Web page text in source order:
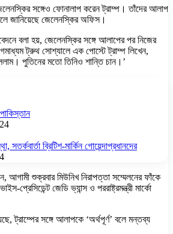
সঙ্গেও ফোনালাপ করেন ট্রাম্প। তাঁদের আলাপ
জানিয়েছে জেলেনস্কির অফিস।
বলা হয়, জেলেনস্কির সঙ্গে আলাপের পর নিজের
ট্রুথ সোশ্যালে এক পোস্টে ট্রাম্প লিখেন,
পুতিনের মতো তিনিও শান্তি চান।’
সতর্কবার্তা ব্রিটিশ-মার্কিন গোয়েন্দাপ্রধানদের
আগামী শুক্রবার মিউনিখ নিরাপত্তা সম্মেলনের ফাঁকে
প্রেসিডেন্ট জেডি ভ্যান্স ও পররাষ্ট্রমন্ত্রী মার্কো
ট্রাম্পের সঙ্গে আলাপকে ‘অর্থপূর্ণ’ বলে মন্তব্য